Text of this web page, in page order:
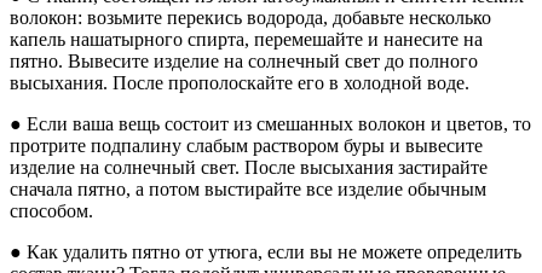
волокон: возьмите перекись водорода, добавьте несколько
капель нашатырного спирта, перемешайте и нанесите на
пятно. Вывесите изделие на солнечный свет до полного
высыхания. После прополоскайте его в холодной воде.
● Если ваша вещь состоит из смешанных волокон и цветов, то
протрите подпалину слабым раствором буры и вывесите
изделие на солнечный свет. После высыхания застирайте
сначала пятно, а потом выстирайте все изделие обычным
способом.
● Как удалить пятно от утюга, если вы не можете определить